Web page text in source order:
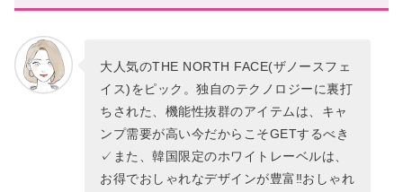
大人気のTHE NORTH FACE(ザノースフェ
イス)をピック。独自のテクノロジーに裏打
ちされた、機能性抜群のアイテムは、キャ
ンプ需要が高い今だからこそGETするべき
✓また、韓国限定のホワイトレーベルは、
お得でおしゃれなデザインが豊富‼おしゃれ